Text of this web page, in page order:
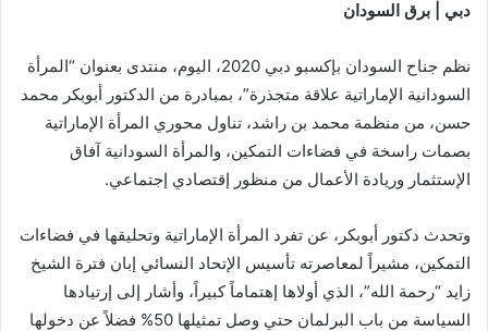
دبي | برق السودان
نظم جناح السودان بإكسبو دبي 2020، اليوم، منتدى بعنوان “المرأة
السودانية الإماراتية علاقة متجذرة”، بمبادرة من الدكتور أبوبكر محمد
حسن، من منظمة محمد بن راشد، تناول محوري المرأة الإماراتية
بصمات راسخة في فضاءات التمكين، والمرأة السودانية آفاق
الإستثمار وريادة الأعمال من منظور إقتصادي إجتماعي.
وتحدث دكتور أبوبكر، عن تفرد المرأة الإماراتية وتحليقها في فضاءات
التمكين، مشيراً لمعاصرته تأسيس الإتحاد النسائي إبان فترة الشيخ
زايد “رحمة الله”، الذي أولاها إهتماماً كبيراً، وأشار إلى إرتيادها
السياسة من باب البرلمان حتي وصل تمثيلها 50% فضلاً عن دخولها